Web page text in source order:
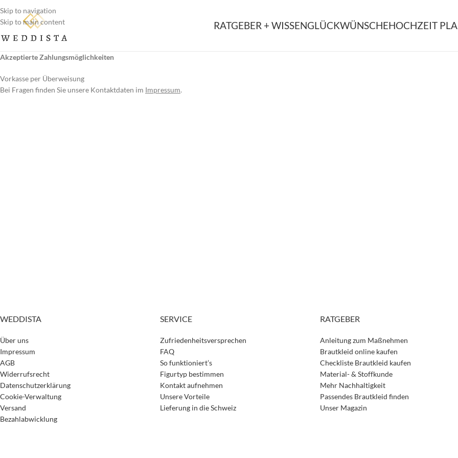
Skip to navigation
Skip to main content
RATGEBER + WISSENGLÜCKWÜNSCHEHOCHZEIT
Akzeptierte Zahlungsmöglichkeiten
Vorkasse per Überweisung
Bei Fragen finden Sie unsere Kontaktdaten im Impressum.
WEDDISTA
Über uns
Impressum
AGB
Widerrufsrecht
Datenschutzerklärung
Cookie-Verwaltung
Versand
Bezahlabwicklung
SERVICE
Zufriedenheitsversprechen
FAQ
So funktioniert’s
Figurtyp bestimmen
Kontakt aufnehmen
Unsere Vorteile
Lieferung in die Schweiz
RATGEBER
Anleitung zum Maßnehmen
Brautkleid online kaufen
Checkliste Brautkleid kaufen
Material- & Stoffkunde
Mehr Nachhaltigkeit
Passendes Brautkleid finden
Unser Magazin